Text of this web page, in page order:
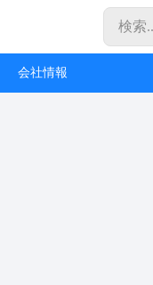
会社情報